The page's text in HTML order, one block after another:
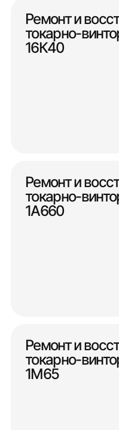
Ремонт и
токарно-
16К40
Ремонт и
токарно-
1А660
Ремонт и
токарно-
1М65